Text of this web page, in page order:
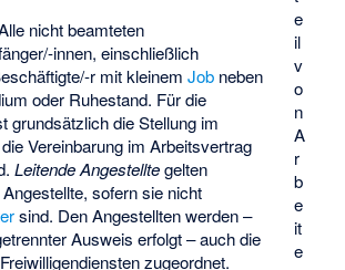
e
il
v
o
n
A
r
b
e
it
e
nicht beamteten
innen, einschließlich
r mit kleinem Jobneben
oder Ruhestand. Für die
grundsätzlich die Stellung im
Vereinbarung im Arbeitsvertrag
Leitende Angestelltegelten
sofern sie nicht
sind. Den Angestellten werden –
Ausweis erfolgt – auch die
zugeordnet.